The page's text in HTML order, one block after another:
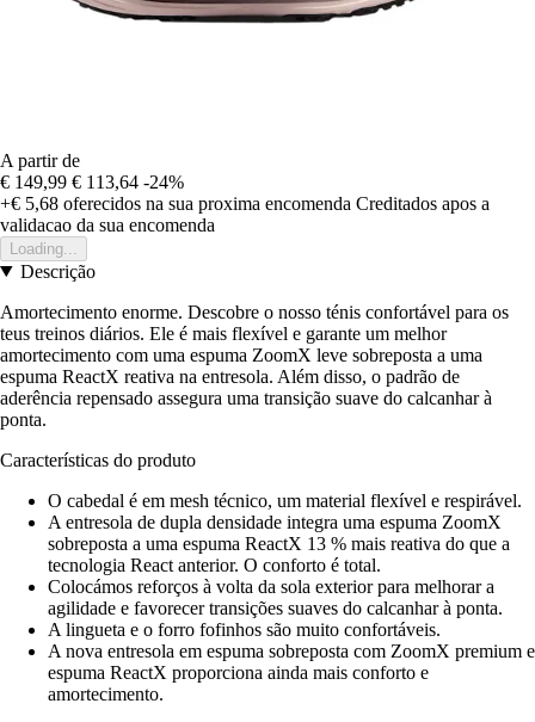
A partir de
€ 149,99 € 113,64 -24%
+€ 5,68 oferecidos na sua proxima encomenda Creditados apos a
validacao da sua encomenda
Loading...
Descrição
Amortecimento enorme. Descobre o nosso ténis confortável para os
teus treinos diários. Ele é mais flexível e garante um melhor
amortecimento com uma espuma ZoomX leve sobreposta a uma
espuma ReactX reativa na entresola. Além disso, o padrão de
aderência repensado assegura uma transição suave do calcanhar à
ponta.
Características do produto
O cabedal é em mesh técnico, um material flexível e respirável.
A entresola de dupla densidade integra uma espuma ZoomX
sobreposta a uma espuma ReactX 13 % mais reativa do que a
tecnologia React anterior. O conforto é total.
Colocámos reforços à volta da sola exterior para melhorar a
agilidade e favorecer transições suaves do calcanhar à ponta.
A lingueta e o forro fofinhos são muito confortáveis.
A nova entresola em espuma sobreposta com ZoomX premium e
espuma ReactX proporciona ainda mais conforto e
amortecimento.